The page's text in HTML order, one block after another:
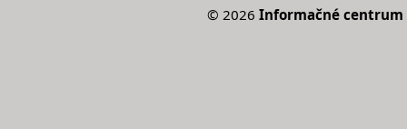
© 2026 Informačné centrum